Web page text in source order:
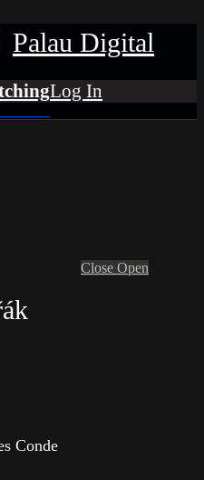
Palau Digital
Close Open
Conde